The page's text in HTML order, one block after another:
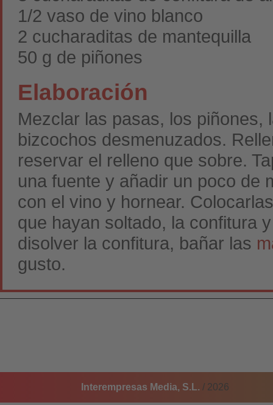
1/2 vaso de vino blanco
2 cucharaditas de mantequilla
50 g de piñones
Elaboración
Mezclar las pasas, los piñones,
bizcochos desmenuzados.
reservar el relleno que sobre.
una fuente y añadir un poco de
con el vino y hornear.
que hayan soltado, la confitura
disolver la confitura, bañar las
gusto.
Interempresas Media, S.L. / 2026